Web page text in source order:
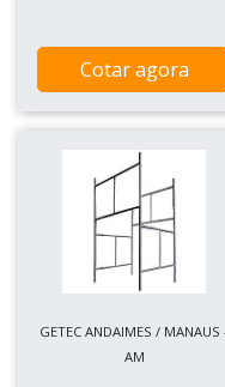
Cotar agora
GETEC ANDAIMES / MANAUS
AM